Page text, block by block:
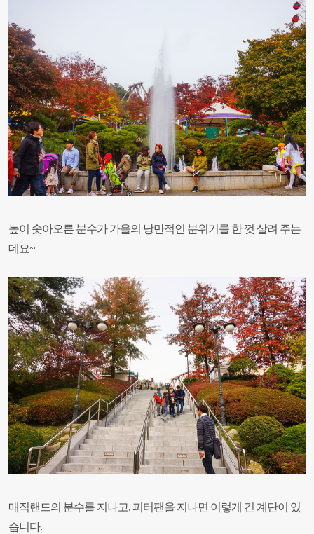
높이 솟아오른 분수가 가을의 낭만적인 분위기를 한 껏 살려 주는
데요~
매직랜드의 분수를 지나고, 피터팬을 지나면 이렇게 긴 계단이 있
습니다.